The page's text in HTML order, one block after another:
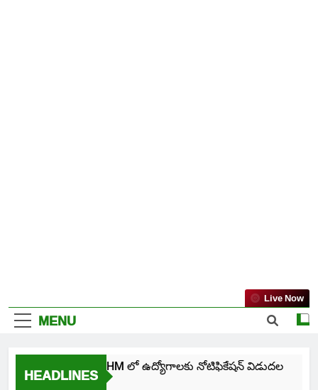
MENU
Live Now
HEADLINES
తెలంగాణ NHM లో ఉద్యోగాలకు నోటిఫికేషన్ విడుదల